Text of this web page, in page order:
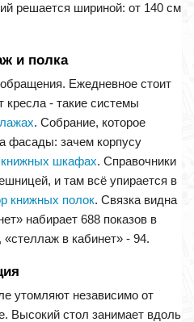
решается шириной: от 140 см
и полка
Ежедневное стоит
кресла - такие системы
. Собрание, которое
фасады: зачем корпусу
книжных шкафах. Справочники
и там всё упирается в
книжных полок. Связка видна
набирает 688 показов в
в кабинет» - 94.
утомляют независимо от
Высокий стол занимает вдоль